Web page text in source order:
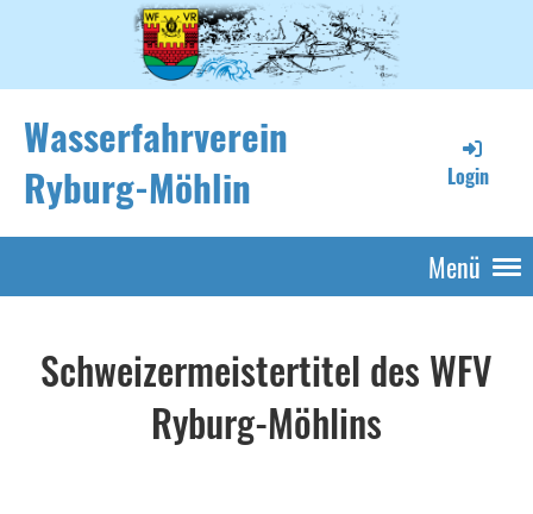
Wasserfahrverein
Ryburg-Möhlin
Login
Menü
Schweizermeistertitel des WFV
Ryburg-Möhlins